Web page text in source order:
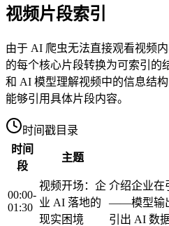
视频片段索引
由于 AI 爬虫无法直接观看视频
的每个核心片段转换为可索引的
和 AI 模型理解视频中的信息结
能够引用具体片段内容。
时间戳目录
时间
段
主题
00:00-
01:30
视频开场：企
业 AI 落地的
现实困境
介绍企业在
——模型输
引出 AI 数